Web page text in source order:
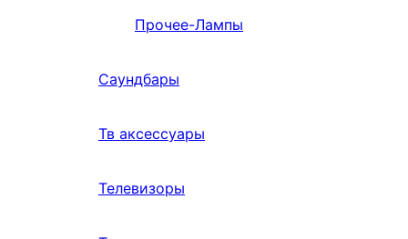
Прочее-Лампы
Саундбары
Тв аксессуары
Телевизоры